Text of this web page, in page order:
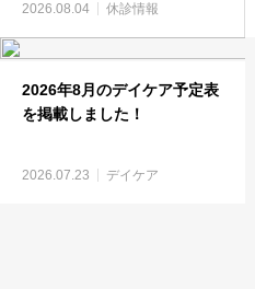
2026.08.04 休診情報
2026年8月のデイケア予定表
を掲載しました！
2026.07.23 デイケア